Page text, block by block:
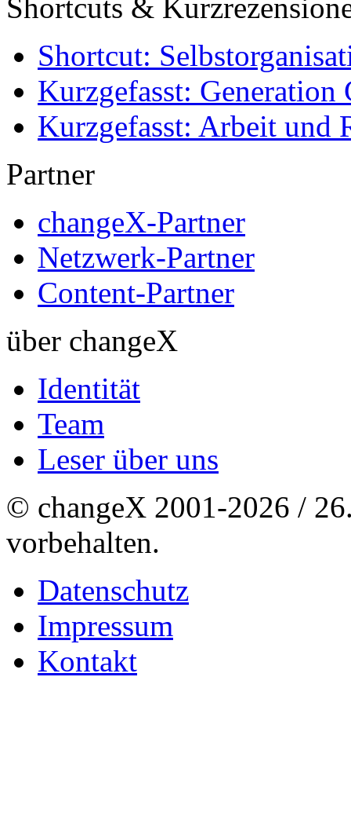
Shortcuts &
Shortcut:
Kurzgefasst: Generation
Kurzgefasst: Arbeit und
Partner
changeX-Partner
Netzwerk-Partner
Content-Partner
über changeX
Identität
Team
Leser über uns
© changeX 2001-2026 /
vorbehalten.
Datenschutz
Impressum
Kontakt